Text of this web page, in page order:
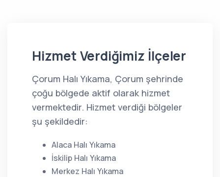
Hizmet Verdiğimiz İlçeler
Çorum Halı Yıkama, Çorum şehrinde
çoğu bölgede aktif olarak hizmet
vermektedir. Hizmet verdiği bölgeler
şu şekildedir:
Alaca Halı Yıkama
İskilip Halı Yıkama
Merkez Halı Yıkama